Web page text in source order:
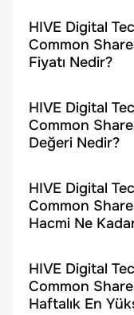
HIVE Digital
Common
Fiyatı Nedir?
HIVE Digital
Common
Değeri Nedir?
HIVE Digital
Common
Hacmi Ne
HIVE Digital
Common
Haftalık En